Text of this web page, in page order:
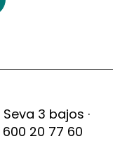
3 bajos ·
20 77 60